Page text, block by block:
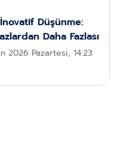
Düşünme:
Daha Fazlası
2026 Pazartesi, 14:23